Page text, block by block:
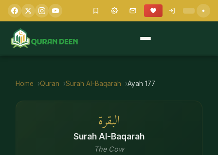
Home Quran Surah Al-Baqarah Ayah 177
البقرة
Surah Al-Baqarah
The Cow